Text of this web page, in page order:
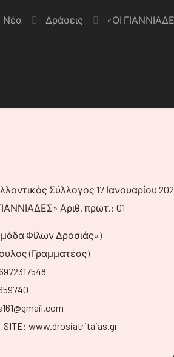
Νέα Δράσεις «ΟΙ
Σύλλογος 17 Ιανουαρίου
Αριθ. πρωτ.: 01
Φίλων Δροσιάς»)
(Γραμματέας)
SITE: www.drosiatritaias.gr